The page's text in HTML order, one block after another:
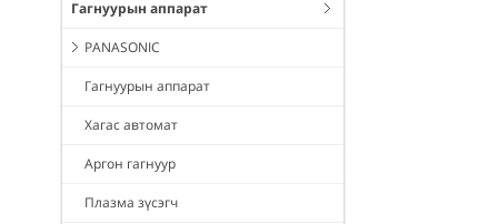
Гагнуурын аппарат
PANASONIC
Гагнуурын аппарат
Хагас автомат
Аргон гагнуур
Плазма зүсэгч